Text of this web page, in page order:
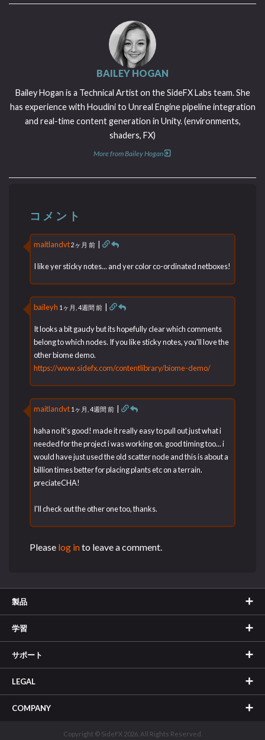
BAILEY HOGAN
Bailey Hogan is a Technical Artist on the SideFX Labs team. She
has experience with Houdini to Unreal Engine pipeline integration
and real-time content generation in Unity. (environments,
shaders, FX)
More from Bailey Hogan
コメント
maitlandvt2ヶ月 前 |
I like yer sticky notes... and yer color co-ordinated netboxes!
baileyh 1ヶ月, 4週間 前 |
It looks a bit gaudy but its hopefully clear which comments
belong to which nodes. If you like sticky notes, you'll love the
other biome demo.
https://www.sidefx.com/contentlibrary/biome-demo/
maitlandvt 1ヶ月, 4週間 前 |
haha no it's good! made it really easy to pull out just what i
needed for the project i was working on. good timing too... i
would have just used the old scatter node and this is about a
billion times better for placing plants etc on a terrain.
preciateCHA!
I'll check out the other one too, thanks.
Please log into leave a comment.
製品
学習
サポート
LEGAL
COMPANY
Copyright © SideFX 2026. All Rights Reserved.